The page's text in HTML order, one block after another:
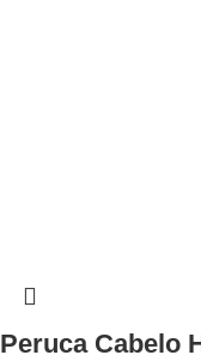
Peruca Cabelo